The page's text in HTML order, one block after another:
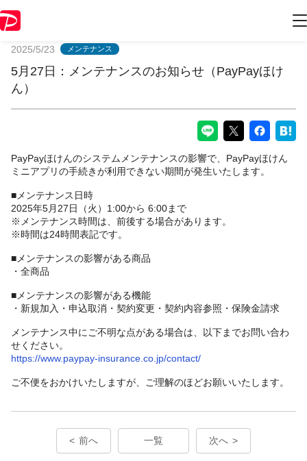
2025/5/23 メンテナンス
5月27日：メンテナンスのお知らせ（PayPayほけ
ん）
PayPayほけんのシステムメンテナンスの影響で、PayPayほけん
ミニアプリの手続きが利用できない期間が発生いたします。
■メンテナンス日時
2025年5月27日（火）1:00から 6:00まで
※メンテナンス時間は、前後する場合があります。
※時間は24時間表記です。
■メンテナンスの影響がある商品
・全商品
■メンテナンスの影響がある機能
・新規加入・申込取消・契約変更・契約内容参照・保険金請求
メンテナンス中にご不明な点がある場合は、以下までお問い合わ
せください。
https://www.paypay-insurance.co.jp/contact/
ご不便をおかけいたしますが、ご理解のほどお願いいたします。
前へ 一覧 次へ